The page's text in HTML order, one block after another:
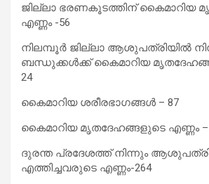
ജില്ലാ ഭരണകൂടത്തിന് കൈമാറിയ
എണ്ണം -56
നിലമ്പൂർ ജില്ലാ ആശുപത്രിയിൽ
ബന്ധുക്കൾക്ക് കൈമാറിയ
24
കൈമാറിയ ശരീരഭാഗങ്ങൾ – 87
കൈമാറിയ മൃതദേഹങ്ങളുടെ എണ്ണം –
ദുരന്ത പ്രദേശത്ത് നിന്നും
എത്തിച്ചവരുടെ എണ്ണം-264